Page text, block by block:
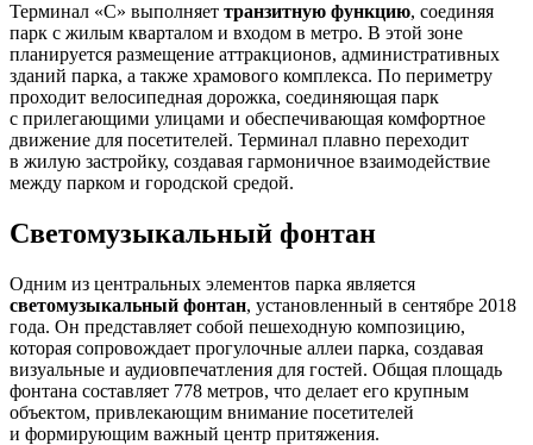
Терминал «С» выполняет транзитную функцию, соединяя
парк с жилым кварталом и входом в метро. В этой зоне
планируется размещение аттракционов, административных
зданий парка, а также храмового комплекса. По периметру
проходит велосипедная дорожка, соединяющая парк
с прилегающими улицами и обеспечивающая комфортное
движение для посетителей. Терминал плавно переходит
в жилую застройку, создавая гармоничное взаимодействие
между парком и городской средой.
Светомузыкальный фонтан
Одним из центральных элементов парка является
светомузыкальный фонтан, установленный в сентябре 2018
года. Он представляет собой пешеходную композицию,
которая сопровождает прогулочные аллеи парка, создавая
визуальные и аудиовпечатления для гостей. Общая площадь
фонтана составляет 778 метров, что делает его крупным
объектом, привлекающим внимание посетителей
и формирующим важный центр притяжения.